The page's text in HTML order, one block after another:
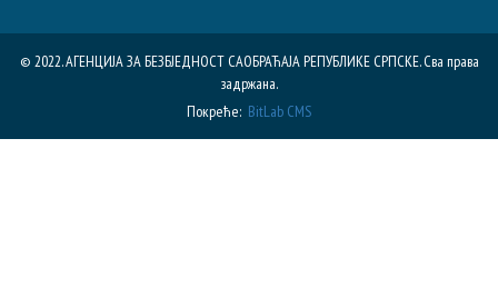
© 2022. АГЕНЦИЈА ЗА БЕЗБЈЕДНОСТ САОБРАЋАЈА РЕПУБЛИКE СРПСКЕ. Сва права
задржана.
Покреће: BitLab CMS